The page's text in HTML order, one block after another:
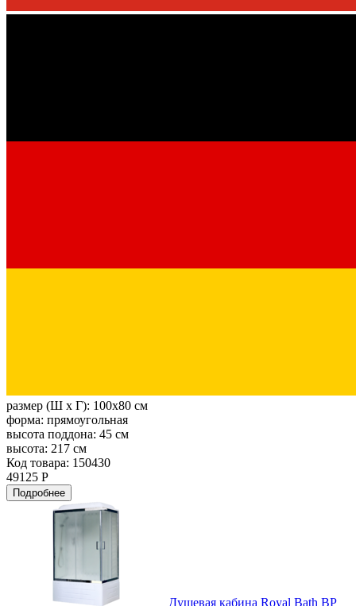
размер (Ш х Г): 100x80 см
форма: прямоугольная
высота поддона: 45 см
высота: 217 см
Код товара: 150430
49125 Р
Подробнее
Душевая кабина Royal Bath BP